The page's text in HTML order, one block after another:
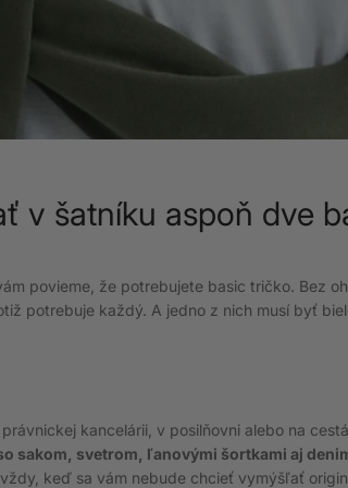
v šatníku aspoň dve
povieme, že potrebujete basic tričko. Bez
potrebuje každý. A jedno z nich musí byť
kancelárii, v posilňovni alebo na
sakom, svetrom, ľanovými šortkami aj
keď sa vám nebude chcieť vymýšľať